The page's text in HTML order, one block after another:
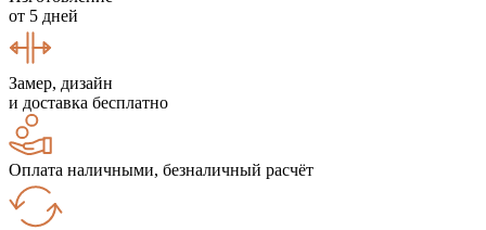
от 5 дней
Замер, дизайн
и доставка бесплатно
Оплата наличными, безналичный расчёт